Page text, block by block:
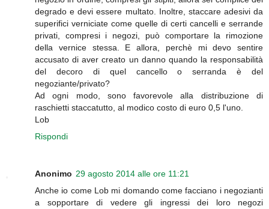
degrado e devi essere multato. Inoltre, staccare adesivi da
superifici verniciate come quelle di certi cancelli e serrande
privati, compresi i negozi, può comportare la rimozione
della vernice stessa. E allora, perchè mi devo sentire
accusato di aver creato un danno quando la responsabilità
del decoro di quel cancello o serranda è del
negoziante/privato?
Ad ogni modo, sono favorevole alla distribuzione di
raschietti staccatutto, al modico costo di euro 0,5 l'uno.
Lob
Rispondi
Anonimo 29 agosto 2014 alle ore 11:21
Anche io come Lob mi domando come facciano i negozianti
a sopportare di vedere gli ingressi dei loro negozi